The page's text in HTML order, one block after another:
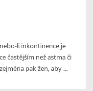
li inkontinence je
častějším než astma či
pak žen, aby ...